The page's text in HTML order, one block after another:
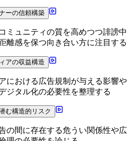
ーの信頼構築
ミュニティの質を高めつつ誹謗中
離感を保つ向き合い方に注目する
アの収益構造
における広告規制が与える影響や
ジタル化の必要性を整理する
む構造的リスク
の間に存在する危うい関係性や広